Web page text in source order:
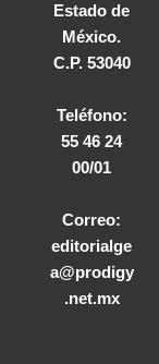
Estado de
México.
C.P. 53040
Teléfono:
55 46 24
00/01
Correo:
editorialge
a@prodigy
.net.mx